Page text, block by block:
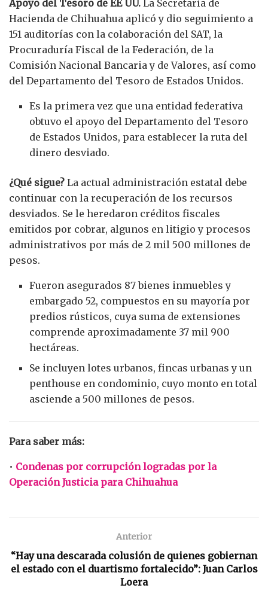
Apoyo del Tesoro de EE UU. La Secretaría de
Hacienda de Chihuahua aplicó y dio seguimiento a
151 auditorías con la colaboración del SAT, la
Procuraduría Fiscal de la Federación, de la
Comisión Nacional Bancaria y de Valores, así como
del Departamento del Tesoro de Estados Unidos.
Es la primera vez que una entidad federativa
obtuvo el apoyo del Departamento del Tesoro
de Estados Unidos, para establecer la ruta del
dinero desviado.
¿Qué sigue? La actual administración estatal debe
continuar con la recuperación de los recursos
desviados. Se le heredaron créditos fiscales
emitidos por cobrar, algunos en litigio y procesos
administrativos por más de 2 mil 500 millones de
pesos.
Fueron asegurados 87 bienes inmuebles y
embargado 52, compuestos en su mayoría por
predios rústicos, cuya suma de extensiones
comprende aproximadamente 37 mil 900
hectáreas.
Se incluyen lotes urbanos, fincas urbanas y un
penthouse en condominio, cuyo monto en total
asciende a 500 millones de pesos.
Para saber más:
• Condenas por corrupción logradas por la
Operación Justicia para Chihuahua
Anterior
“Hay una descarada colusión de quienes gobiernan
el estado con el duartismo fortalecido”: Juan Carlos
Loera